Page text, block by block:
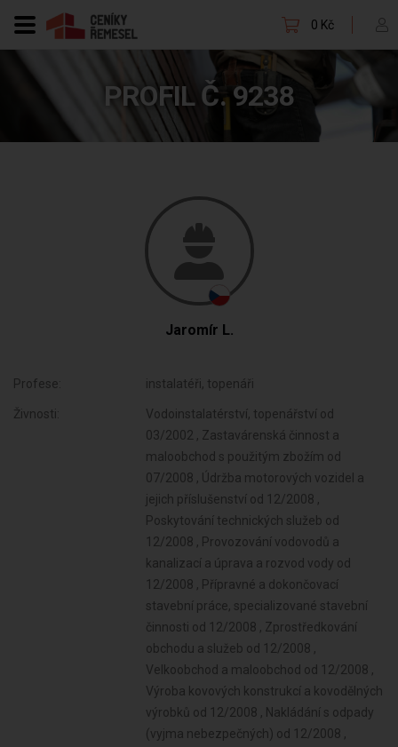
0 Kč
PROFIL Č. 9238
Jaromír L.
Profese: instalatéři, topenáři
Živnosti:
Vodoinstalatérství, topenářství od
03/2002 , Zastavárenská činnost a
maloobchod s použitým zbožím od
07/2008 , Údržba motorových vozidel a
jejich příslušenství od 12/2008 ,
Poskytování technických služeb od
12/2008 , Provozování vodovodů a
kanalizací a úprava a rozvod vody od
12/2008 , Přípravné a dokončovací
stavební práce, specializované stavební
činnosti od 12/2008 , Zprostředkování
obchodu a služeb od 12/2008 ,
Velkoobchod a maloobchod od 12/2008 ,
Výroba kovových konstrukcí a kovodělných
výrobků od 12/2008 , Nakládání s odpady
(vyjma nebezpečných) od 12/2008 ,